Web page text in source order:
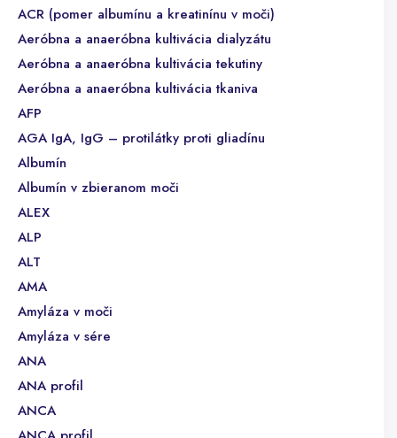
ACR (pomer albumínu a kreatinínu v moči)
Aeróbna a anaeróbna kultivácia dialyzátu
Aeróbna a anaeróbna kultivácia tekutiny
Aeróbna a anaeróbna kultivácia tkaniva
AFP
AGA IgA, IgG – protilátky proti gliadínu
Albumín
Albumín v zbieranom moči
ALEX
ALP
ALT
AMA
Amyláza v moči
Amyláza v sére
ANA
ANA profil
ANCA